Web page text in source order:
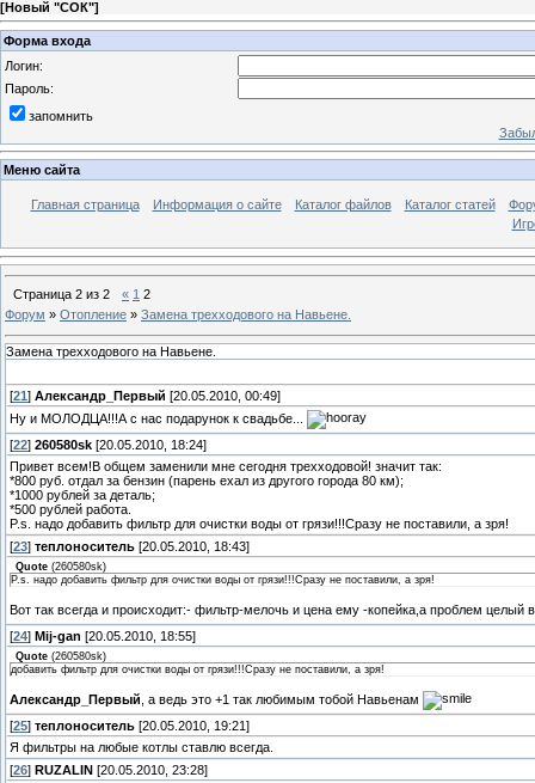
[Новый "СОК"]
Форма входа
Логин:
Пароль:
запомнить
Меню сайта
Главная страница Информация о сайте Каталог файлов Каталог статей
Страница 2 из 2 « 1 2
Форум » Отопление » Замена трехходового на Навьене.
Замена трехходового на Навьене.
[21 ] Александр_Первый [20.05.2010, 00:49]
Ну и МОЛОДЦА!!!А с нас подарунок к свадьбе...
[22] 260580sk [20.05.2010, 18:24]
Привет всем!В общем заменили мне сегодня трехходовой! значит так:
*800 руб. отдал за бензин (парень ехал из другого города 80 км);
*1000 рублей за деталь;
*500 рублей работа.
P.s. надо добавить фильтр для очистки воды от грязи!!!Сразу не поставили, а зря!
[23] теплоноситель [20.05.2010, 18:43]
Quote (260580sk)
P.s. надо добавить фильтр для очистки воды от грязи!!!Сразу не поставили, а зря!
Вот так всегда и происходит:- фильтр-мелочь и цена ему -копейка,а проблем целый
[24] Mij-gan [20.05.2010, 18:55]
Quote (260580sk)
добавить фильтр для очистки воды от грязи!!!Сразу не поставили, а зря!
Александр_Первый , а ведь это +1 так любимым тобой Навьенам
[25] теплоноситель [20.05.2010, 19:21]
Я фильтры на любые котлы ставлю всегда.
[26] RUZALIN [20.05.2010, 23:28]